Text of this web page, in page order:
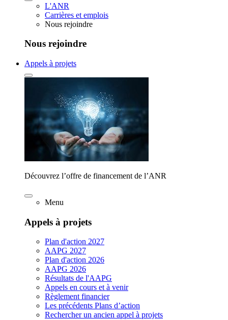
L'ANR
Carrières et emplois
Nous rejoindre
Nous rejoindre
Appels à projets
Découvrez l’offre de financement de l’ANR
Menu
Appels à projets
Plan d'action 2027
AAPG 2027
Plan d'action 2026
AAPG 2026
Résultats de l'AAPG
Appels en cours et à venir
Règlement financier
Les précédents Plans d’action
Rechercher un ancien appel à projets